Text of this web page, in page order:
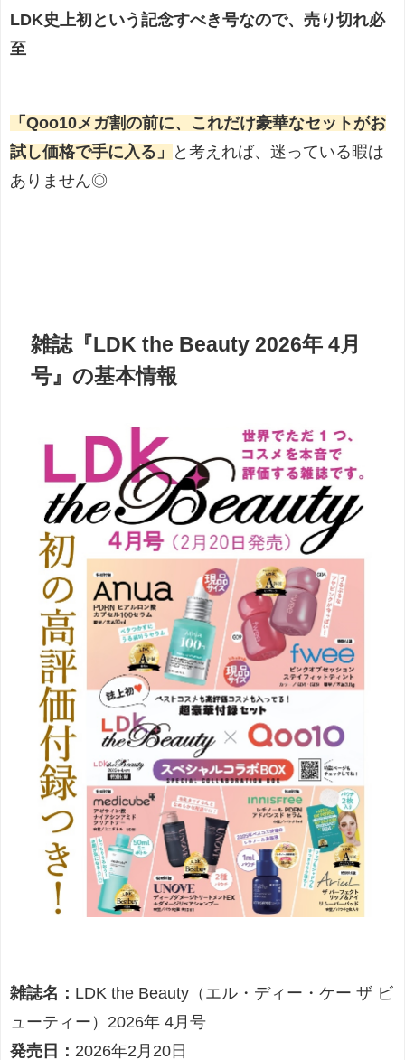
LDK史上初という記念すべき号なので、売り切れ必
至
「Qoo10メガ割の前に、これだけ豪華なセットがお
試し価格で手に入る」
と考えれば、迷っている暇は
ありません◎
雑誌『LDK the Beauty 2026年 4月
号』の基本情報
雑誌名： LDK the Beauty（エル・ディー・ケー ザ ビ
ューティー）2026年 4月号
発売日： 2026年2月20日